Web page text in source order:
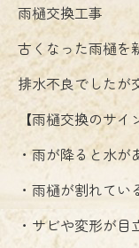
雨樋交換工事
古くなった雨樋を
排水不良でしたが
【雨樋交換のサイ
・雨が降ると水が
・雨樋が割れてい
・サビや変形が目